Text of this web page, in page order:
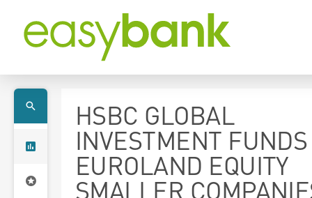
HSBC GLOBAL
INVESTMENT
EUROLAND EQUITY
SMALLER